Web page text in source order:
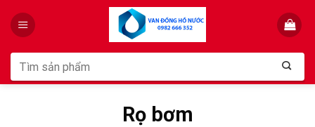
Tìm
kiếm:
Rọ bơm